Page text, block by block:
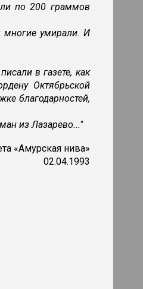
по 200 граммов
многие умирали. И
в газете, как
Октябрьской
благодарностей,
из Лазарево..."
«Амурская нива»
02.04.1993